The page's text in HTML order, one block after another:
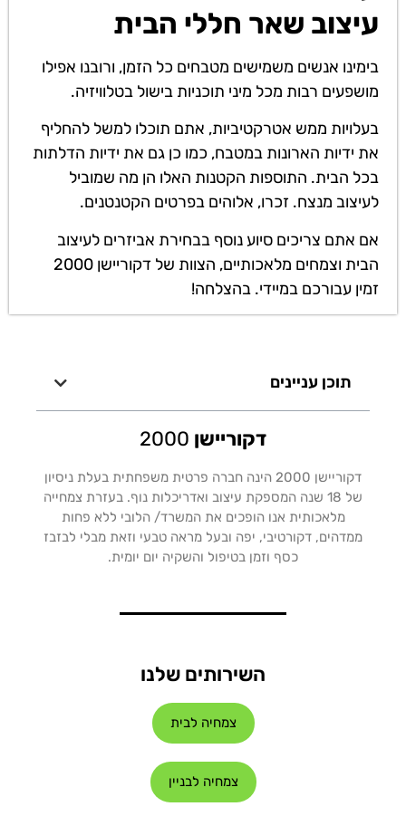
עיצוב שאר חללי הבית
בימינו אנשים משמישים מטבחים כל הזמן, ורובנו אפילו
מושפעים רבות מכל מיני תוכניות בישול בטלוויזיה.
בעלויות ממש אטרקטיביות, אתם תוכלו למשל להחליף
את ידיות הארונות במטבח, כמו כן גם את ידיות הדלתות
בכל הבית. התוספות הקטנות האלו הן מה שמוביל
לעיצוב מנצח. זכרו, אלוהים בפרטים הקטנטנים.
אם אתם צריכים סיוע נוסף בבחירת אביזרים לעיצוב
הבית וצמחים מלאכותיים, הצוות של דקוריישן 2000
זמין עבורכם במיידי. בהצלחה!
תוכן עניינים
דקוריישן 2000
דקוריישן 2000 הינה חברה פרטית משפחתית בעלת ניסיון
של 18 שנה המספקת עיצוב ואדריכלות נוף. בעזרת צמחייה
מלאכותית אנו הופכים את המשרד/ הלובי ללא פחות
ממדהים, דקורטיבי, יפה ובעל מראה טבעי וזאת מבלי לבזבז
כסף וזמן בטיפול והשקיה יום יומית.
השירותים שלנו
צמחיה לבית
צמחיה לבניין